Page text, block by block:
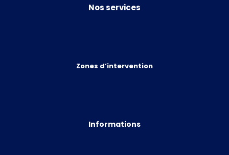
Nos services
Zones d’intervention
Informations